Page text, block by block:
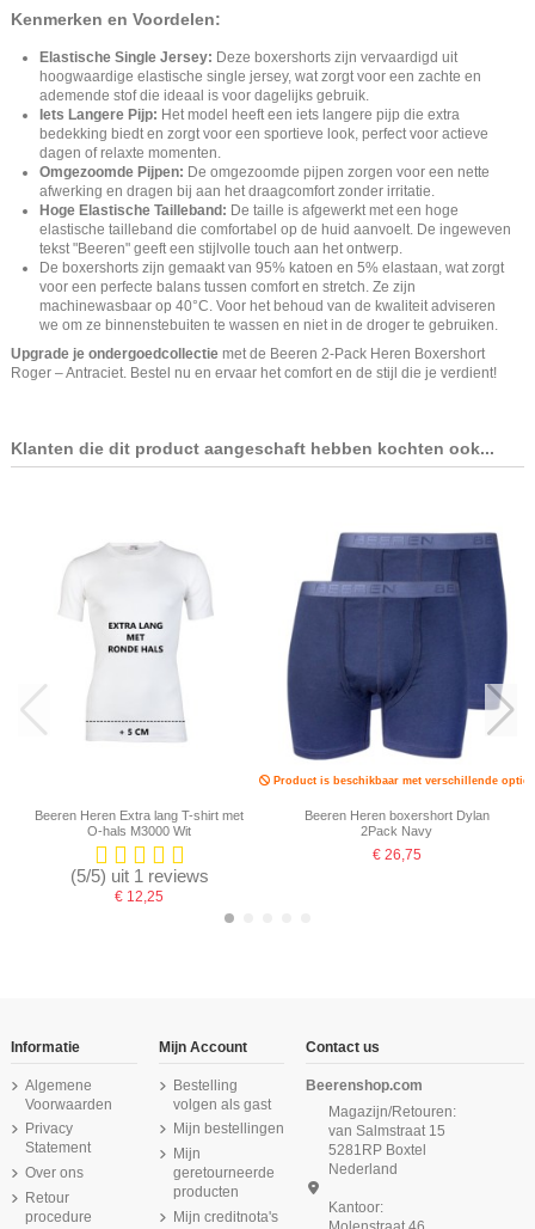
Kenmerken en Voordelen:
Elastische Single Jersey: Deze boxershorts zijn vervaardigd uit
hoogwaardige elastische single jersey, wat zorgt voor een zachte en
ademende stof die ideaal is voor dagelijks gebruik.
Iets Langere Pijp: Het model heeft een iets langere pijp die extra
bedekking biedt en zorgt voor een sportieve look, perfect voor actieve
dagen of relaxte momenten.
Omgezoomde Pijpen: De omgezoomde pijpen zorgen voor een nette
afwerking en dragen bij aan het draagcomfort zonder irritatie.
Hoge Elastische Tailleband: De taille is afgewerkt met een hoge
elastische tailleband die comfortabel op de huid aanvoelt. De ingeweven
tekst "Beeren" geeft een stijlvolle touch aan het ontwerp.
De boxershorts zijn gemaakt van 95% katoen en 5% elastaan, wat zorgt
voor een perfecte balans tussen comfort en stretch. Ze zijn
machinewasbaar op 40°C. Voor het behoud van de kwaliteit adviseren
we om ze binnenstebuiten te wassen en niet in de droger te gebruiken.
Upgrade je ondergoedcollectie met de Beeren 2-Pack Heren Boxershort
Roger – Antraciet. Bestel nu en ervaar het comfort en de stijl die je verdient!
Klanten die dit product aangeschaft hebben kochten ook...
Beeren Heren Extra lang T-shirt met
O-hals M3000 Wit
(5/5) uit 1 reviews
€ 12,25
Product is beschikbaar met verschillende opties
Beeren Heren boxershort Dylan
2Pack Navy
€ 26,75
Informatie
Algemene
Voorwaarden
Privacy
Statement
Over ons
Retour
procedure
Mijn Account
Bestelling
volgen als gast
Mijn bestellingen
Mijn
geretourneerde
producten
Mijn creditnota's
Contact us
Beerenshop.com
Magazijn/Retouren:
van Salmstraat 15
5281RP Boxtel
Nederland
Kantoor: